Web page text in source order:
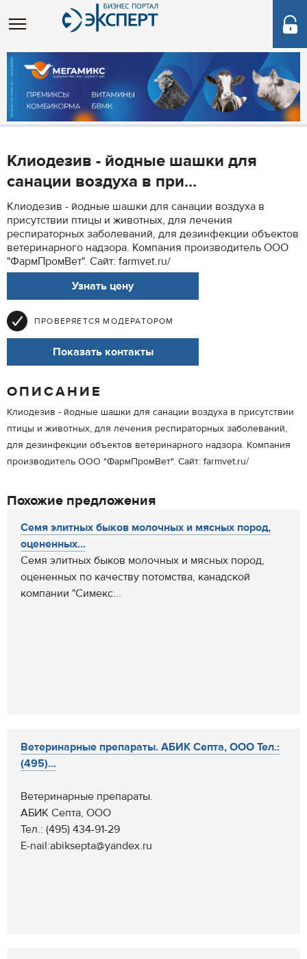
Клиодезив - йодные шашки для
санации воздуха в при...
Клиодезив - йодные шашки для санации воздуха в
присутствии птицы и животных, для лечения
респираторных заболеваний, для дезинфекции объектов
ветеринарного надзора. Компания производитель ООО
"ФармПромВет". Сайт: farmvet.ru/
Узнать цену
ПРОВЕРЯЕТСЯ МОДЕРАТОРОМ
Показать контакты
ОПИСАНИЕ
Клиодезив - йодные шашки для санации воздуха в присутствии
птицы и животных, для лечения респираторных заболеваний,
для дезинфекции объектов ветеринарного надзора. Компания
производитель ООО "ФармПромВет". Сайт: farmvet.ru/
Похожие предложения
Семя элитных быков молочных и мясных пород,
оцененных...
Семя элитных быков молочных и мясных пород,
оцененных по качеству потомства, канадской
компании "Симекс...
Ветеринарные препараты. АБИК Септа, ООО Тел.:
(495)...
Ветеринарные препараты.
АБИК Септа, ООО
Тел.: (495) 434-91-29
E-nail:abiksepta@yandex.ru